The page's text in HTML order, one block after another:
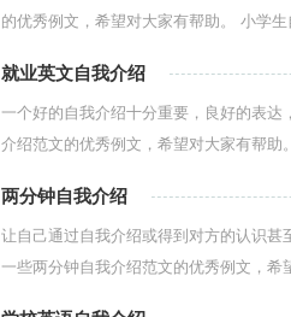
的优秀例文，希望对大家有帮助。 小学
就业英文自我介绍
一个好的自我介绍十分重要，良好的表
介绍范文的优秀例文，希望对大家有帮助
两分钟自我介绍
让自己通过自我介绍或得到对方的认识
一些两分钟自我介绍范文的优秀例文，希